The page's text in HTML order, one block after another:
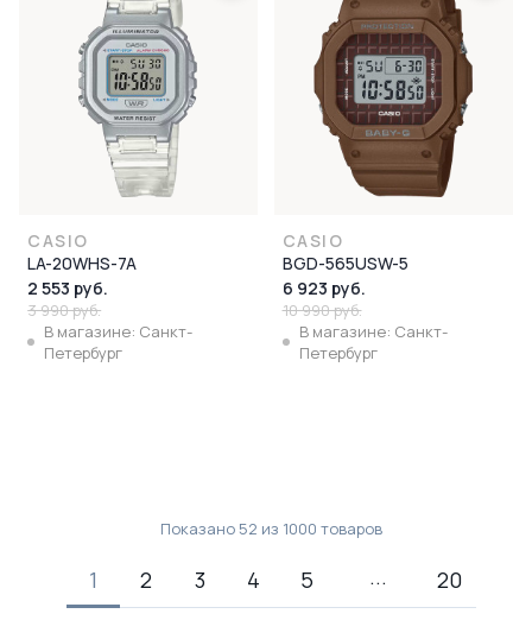
CASIO
LA-20WHS-7A
2 553 руб.
3 990 руб.
В магазине: Санкт-
Петербург
CASIO
BGD-565USW-5
6 923 руб.
10 990 руб.
В магазине: Санкт-
Петербург
Показано 52 из 1000 товаров
1 2 3 4 5 20